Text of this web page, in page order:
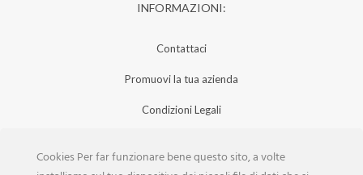
INFORMAZIONI:
Contattaci
Promuovi la tua azienda
Condizioni Legali
Iscrizione Aziende
Cookies Per far funzionare bene questo sito, a volte